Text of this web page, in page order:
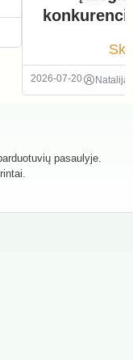
2026-07-20 Natalija
pasaulyje.